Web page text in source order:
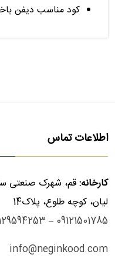
کود مناسب دیفن
اطلاعات تماس
کارخانه:قم، شهرک صنعتی
لیان، کوچه طلوع، پلاک14
09121501785
–
info@neginkood.com